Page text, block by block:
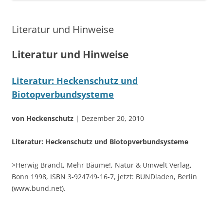
Literatur und Hinweise
Literatur und Hinweise
Literatur: Heckenschutz und
Biotopverbundsysteme
von Heckenschutz | Dezember 20, 2010
Literatur: Heckenschutz und Biotopverbundsysteme
>Herwig Brandt, Mehr Bäume!, Natur & Umwelt Verlag,
Bonn 1998, ISBN 3-924749-16-7, jetzt: BUNDladen, Berlin
(www.bund.net).